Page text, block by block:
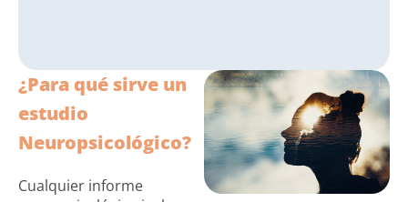
¿Para qué sirve un
estudio
Neuropsicológico?
Cualquier informe